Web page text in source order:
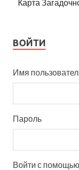
Карта
ВОЙТИ
Имя
Пароль
Войти с